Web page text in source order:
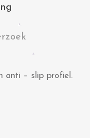
anti – slip profiel.